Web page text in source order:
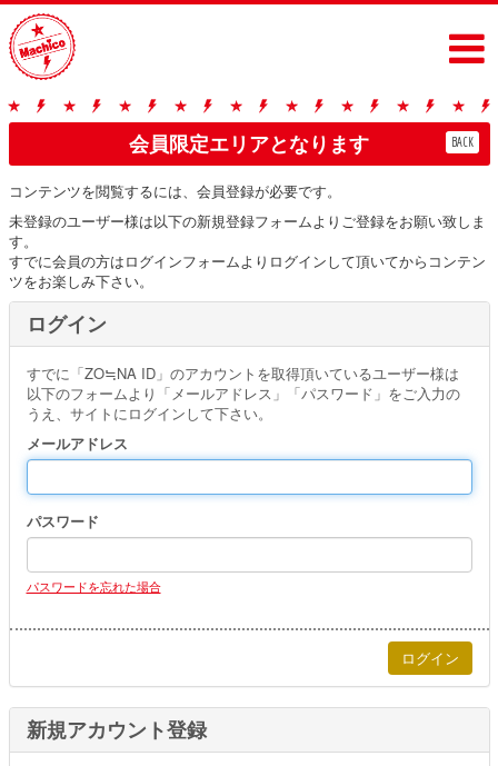
会員限定エリアとなります BACK
コンテンツを閲覧するには、会員登録が必要です。
未登録のユーザー様は以下の新規登録フォームよりご登録をお願い致しま
す。
すでに会員の方はログインフォームよりログインして頂いてからコンテン
ツをお楽しみ下さい。
ログイン
すでに「ZO≒NA ID」のアカウントを取得頂いているユーザー様は
以下のフォームより「メールアドレス」「パスワード」をご入力の
うえ、サイトにログインして下さい。
メールアドレス
パスワード
パスワードを忘れた場合
新規アカウント登録